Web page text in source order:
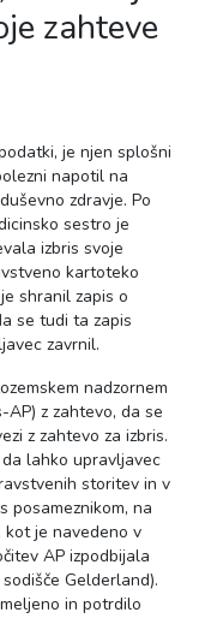
zahteve
je njen splošni
napotil na
zdravje. Po
sestro je
izbris svoje
kartoteko
shranil zapis o
se tudi ta zapis
zavrnil.
nadzornem
z zahtevo, da se
z zahtevo za izbris.
lahko upravljavec
storitev in v
posameznikom, na
je navedeno v
AP izpodbijala
Gelderland).
in potrdilo